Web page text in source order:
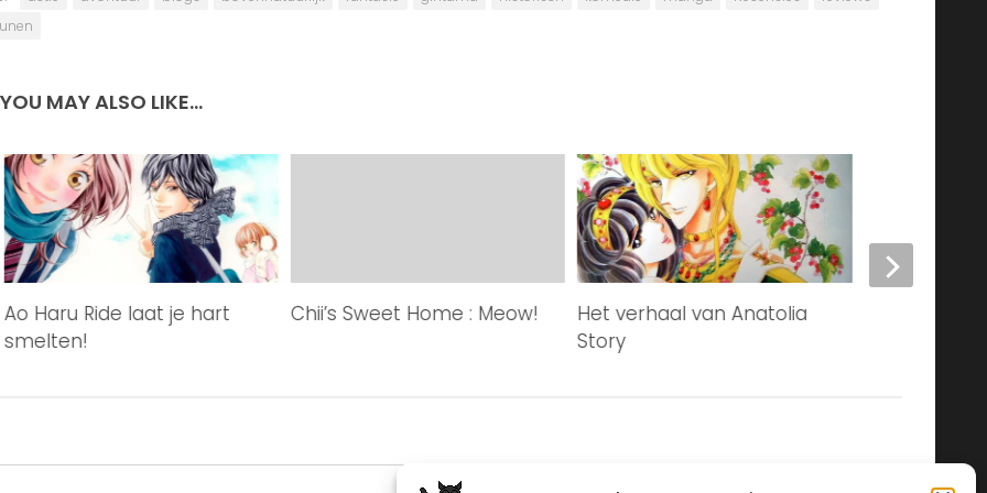
YOU MAY ALSO LIKE...
Chii’s Sweet Home : Meow!
Het verhaal van Anatolia
Story
Ao Haru Ride laat je hart
smelten!